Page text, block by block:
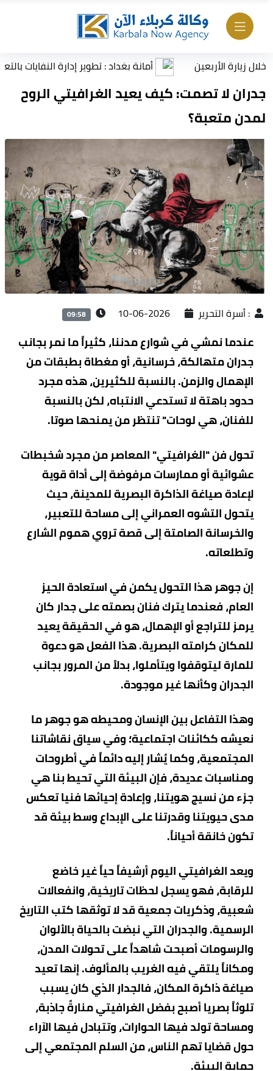
أمانة بغداد : تطوير إدارة النفايات بالتعاون مع
جدران لا تصمت: كيف يعيد الغرافيتي الروح
لمدن متعبة؟
أسرة التحرير 2026-06-10
09:58
عندما نمشي في شوارع مدننا، كثيراً ما نمر بجانب
جدران متهالكة، خرسانية، أو مغطاة بطبقات من
الإهمال والزمن. بالنسبة للكثيرين، هذه مجرد
حدود باهتة لا تستدعي الانتباه، لكن بالنسبة
للفنان، هي لوحات" تنتظر من يمنحها صوتا.
تحول فن "الغرافيتي" المعاصر من مجرد شخبطات
عشوائية أو ممارسات مرفوضة إلى أداة قوية
لإعادة صياغة الذاكرة البصرية للمدينة، حيث
يتحول التشوه العمراني إلى مساحة للتعبير،
والخرسانة الصامتة إلى قصة تروي هموم الشارع
وتطلعاته.
إن جوهر هذا التحول يكمن في استعادة الحيز
العام، فعندما يترك فنان بصمته على جدار كان
يرمز للتراجع أو الإهمال، هو في الحقيقة يعيد
للمكان كرامته البصرية. هذا الفعل هو دعوة
للمارة ليتوقفوا ويتأملوا، بدلاً من المرور بجانب
الجدران وكأنها غير موجودة.
وهذا التفاعل بين الإنسان ومحيطه هو جوهر ما
نعيشه ككائنات اجتماعية؛ وفي سياق نقاشاتنا
المجتمعية، وكما يُشار إليه دائماً في أطروحات
ومناسبات عديدة، فإن البيئة التي تحيط بنا هي
جزء من نسيج هويتنا، وإعادة إحيائها فنيا تعكس
مدى حيويتنا وقدرتنا على الإبداع وسط بيئة قد
تكون خانقة أحياناً.
ويعد الغرافيتي اليوم أرشيفاً حياً غير خاضع
للرقابة، فهو يسجل لحظات تاريخية، وانفعالات
شعبية، وذكريات جمعية قد لا توثقها كتب التاريخ
الرسمية. والجدران التي نبضت بالحياة بالألوان
والرسومات أصبحت شاهداً على تحولات المدن،
ومكاناً يلتقي فيه الغريب بالمألوف. إنها تعيد
صياغة ذاكرة المكان، فالجدار الذي كان يسبب
تلوثاً بصريا أصبح بفضل الغرافيتي منارةً جاذبة،
ومساحة تولد فيها الحوارات، وتتبادل فيها الآراء
حول قضايا تهم الناس، من السلم المجتمعي إلى
حماية البيئة.